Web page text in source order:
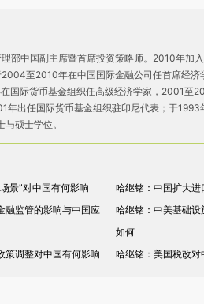
部中国副主席暨首席投资策略师。2010年加
至2010年在中国国际金融公司任首席经济
国际货币基金组织任高级经济学家，2001至
年出任国际货币基金组织驻印尼代表；于1993
硕士学位。
景”对中国有何影响
哈继铭：中国扩大进
融监管的影响与中国应
哈继铭：中美基础
如何
策调整对中国有何影响
哈继铭：美国税改对